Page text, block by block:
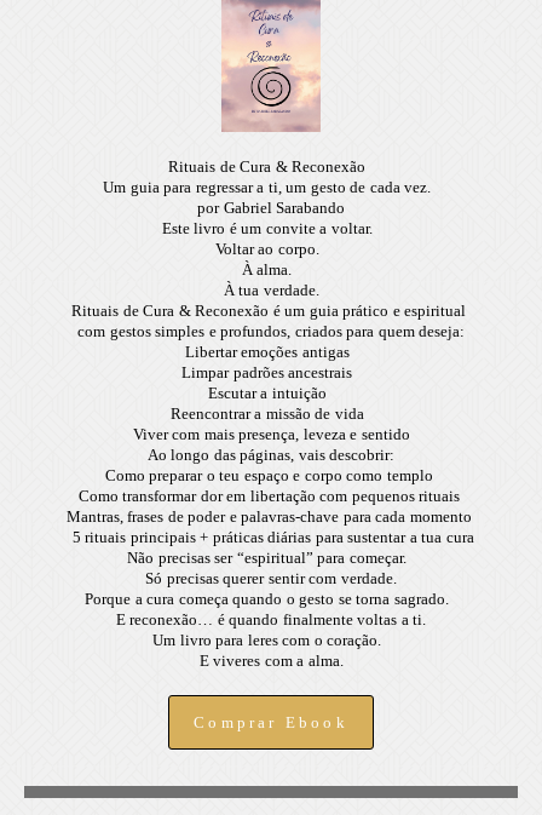
Rituais de Cura & Reconexão
Um guia para regressar a ti, um gesto de cada vez.
por Gabriel Sarabando
Este livro é um convite a voltar.
Voltar ao corpo.
À alma.
À tua verdade.
Rituais de Cura & Reconexão é um guia prático e espiritual
com gestos simples e profundos, criados para quem deseja:
Libertar emoções antigas
Limpar padrões ancestrais
Escutar a intuição
Reencontrar a missão de vida
Viver com mais presença, leveza e sentido
Ao longo das páginas, vais descobrir:
Como preparar o teu espaço e corpo como templo
Como transformar dor em libertação com pequenos rituais
Mantras, frases de poder e palavras-chave para cada momento
5 rituais principais + práticas diárias para sustentar a tua cura
Não precisas ser “espiritual” para começar.
Só precisas querer sentir com verdade.
Porque a cura começa quando o gesto se torna sagrado.
E reconexão… é quando finalmente voltas a ti.
Um livro para leres com o coração.
E viveres com a alma.
Comprar Ebook